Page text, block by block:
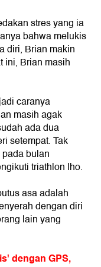
stres yang ia
bahwa melukis
diri, Brian makin
ini, Brian masih
caranya
masih agak
ada dua
setempat. Tak
bulan
triathlon lho.
asa adalah
dengan diri
lain yang
dengan GPS,